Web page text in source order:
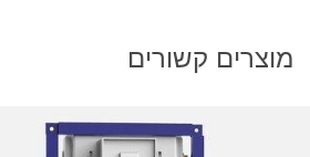
מוצרים קשורים